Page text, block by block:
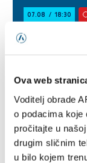
Ova web
Voditelj obrade
o podacima koje
pročitajte u našoj
drugim sličnim
u bilo kojem